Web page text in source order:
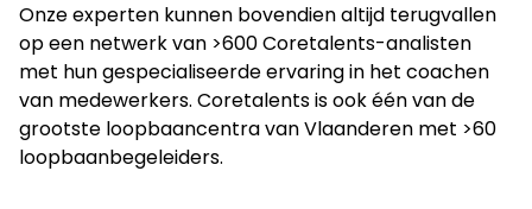
Onze experten kunnen bovendien altijd terugvallen
op een netwerk van >600 Coretalents-analisten
met hun gespecialiseerde ervaring in het coachen
van medewerkers. Coretalents is ook één van de
grootste loopbaancentra van Vlaanderen met >60
loopbaanbegeleiders.